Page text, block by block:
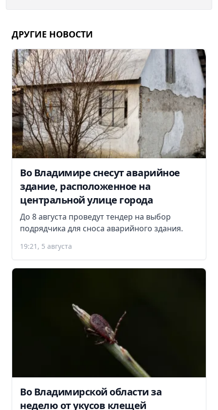
ДРУГИЕ НОВОСТИ
Во Владимире снесут аварийное
здание, расположенное на
центральной улице города
До 8 августа проведут тендер на выбор
подрядчика для сноса аварийного здания.
19:21, 5 августа
Во Владимирской области за
неделю от укусов клещей